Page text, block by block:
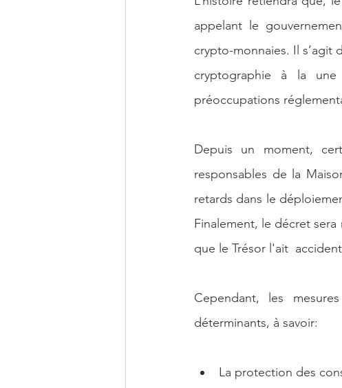
appelant le
crypto-monnaies. Il s’agit
cryptographie à la
préoccupations
Depuis un moment,
responsables de la
retards dans le
Finalement, le décret
que le Trésor l'ait
Cependant, les
déterminants, à savoir:
La protection des